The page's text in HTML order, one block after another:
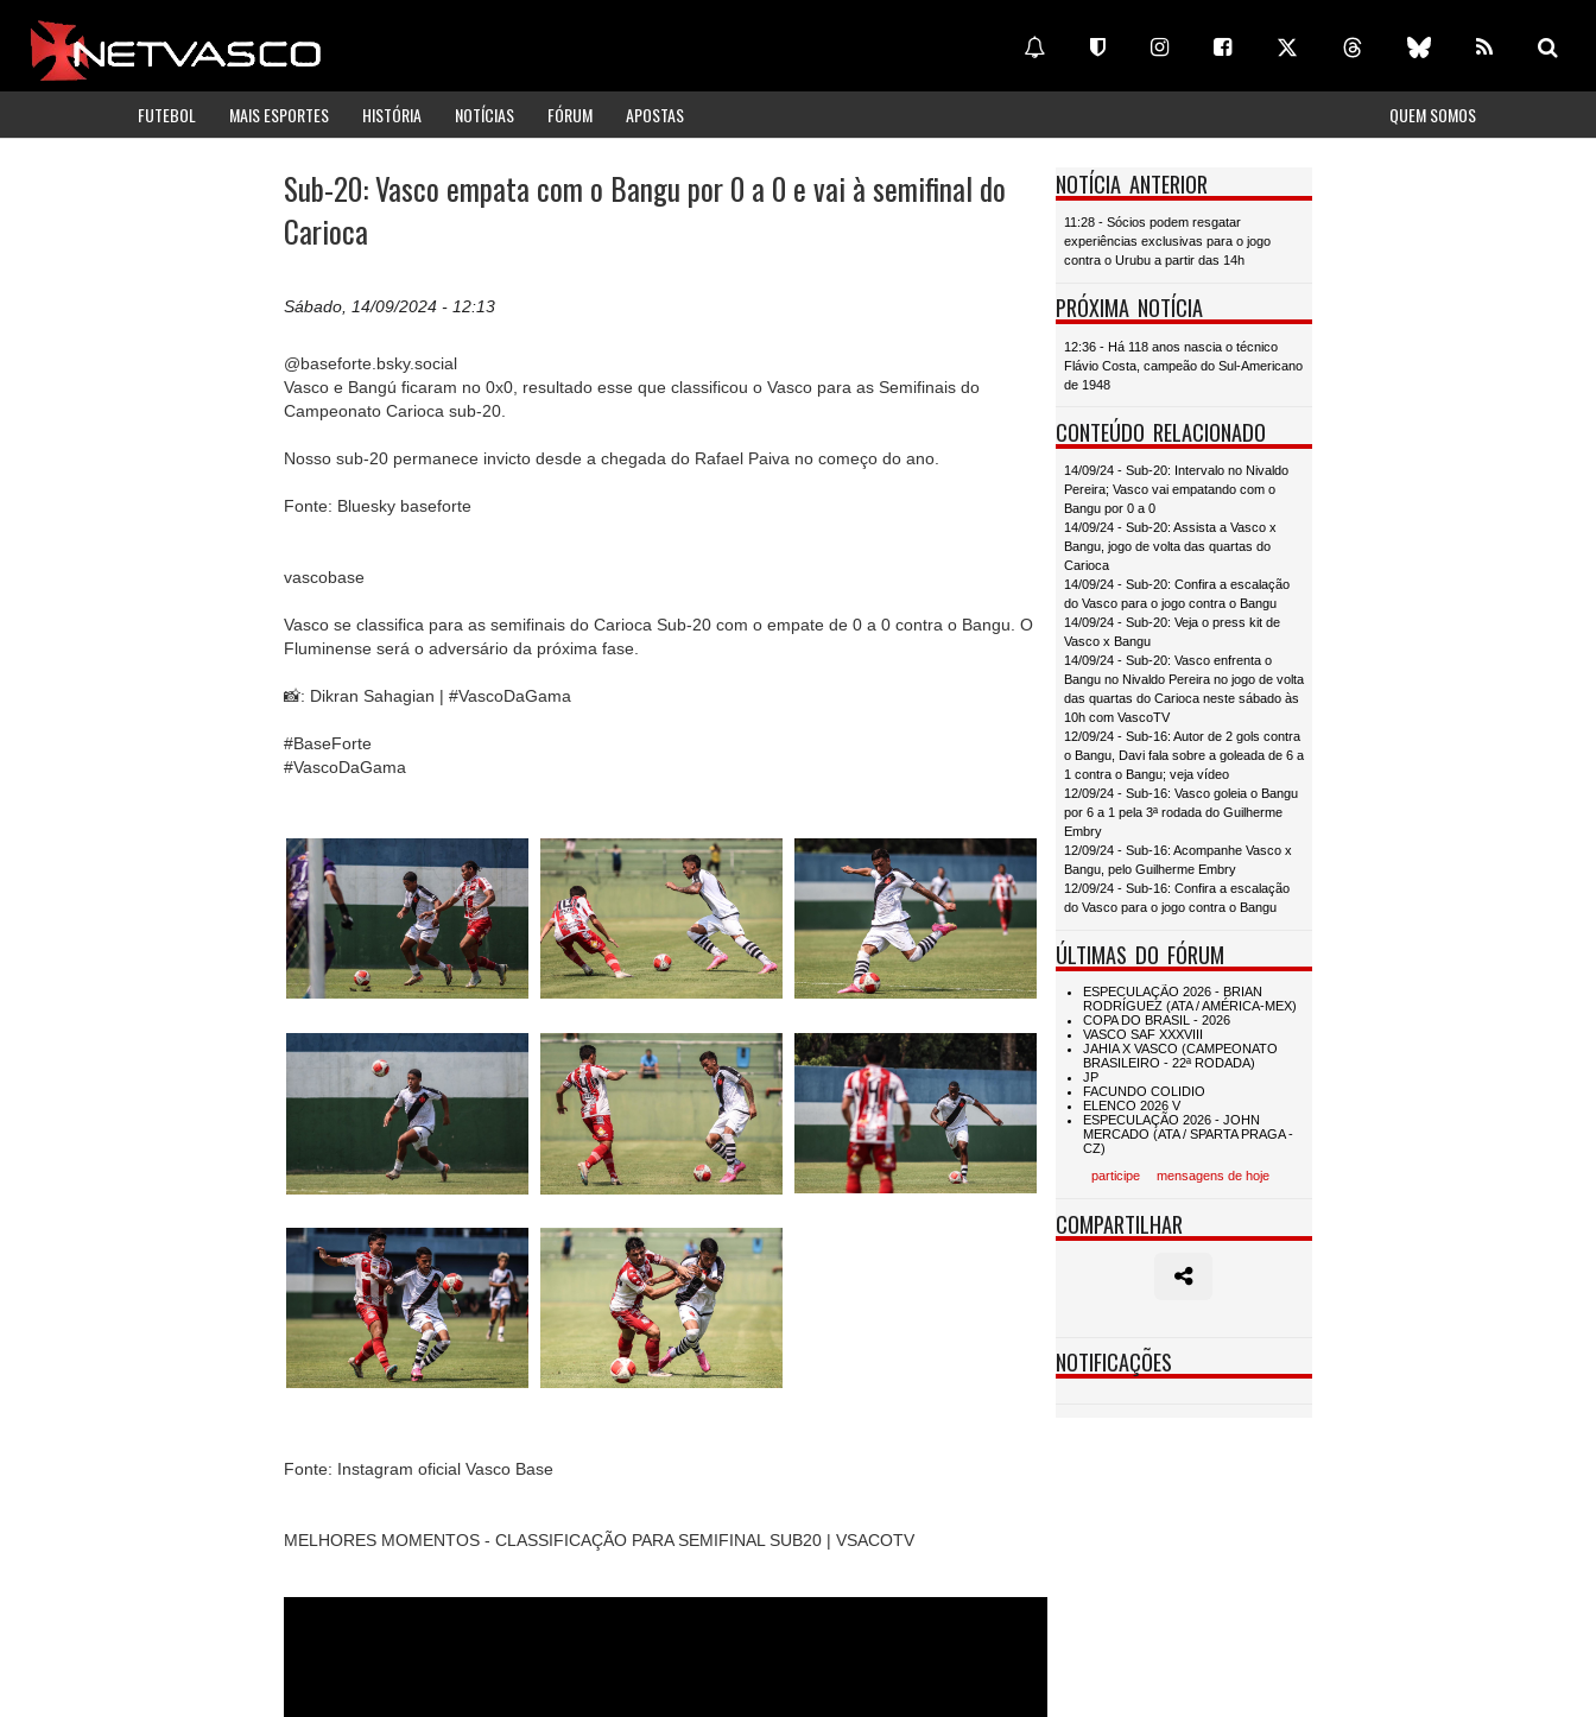
FUTEBOL MAIS ESPORTES HISTÓRIA NOTÍCIAS FÓRUM APOSTAS QUEM SOMOS
Sub-20: Vasco empata com o Bangu por 0 a 0 e vai à semifinal do
Carioca
Sábado, 14/09/2024 - 12:13
@baseforte.bsky.social
Vasco e Bangú ficaram no 0x0, resultado esse que classificou o Vasco para as Semifinais do
Campeonato Carioca sub-20.
Nosso sub-20 permanece invicto desde a chegada do Rafael Paiva no começo do ano.
Fonte: Bluesky baseforte
vascobase
Vasco se classifica para as semifinais do Carioca Sub-20 com o empate de 0 a 0 contra o Bangu. O
Fluminense será o adversário da próxima fase.
📸: Dikran Sahagian | #VascoDaGama
#BaseForte
#VascoDaGama
Fonte: Instagram oficial Vasco Base
MELHORES MOMENTOS - CLASSIFICAÇÃO PARA SEMIFINAL SUB20 | VSACOTV
NOTÍCIA ANTERIOR
11:28 - Sócios podem resgatar
experiências exclusivas para o jogo
contra o Urubu a partir das 14h
PRÓXIMA NOTÍCIA
12:36 - Há 118 anos nascia o técnico
Flávio Costa, campeão do Sul-Americano
de 1948
CONTEÚDO RELACIONADO
14/09/24 - Sub-20: Intervalo no Nivaldo
Pereira; Vasco vai empatando com o
Bangu por 0 a 0
14/09/24 - Sub-20: Assista a Vasco x
Bangu, jogo de volta das quartas do
Carioca
14/09/24 - Sub-20: Confira a escalação
do Vasco para o jogo contra o Bangu
14/09/24 - Sub-20: Veja o press kit de
Vasco x Bangu
14/09/24 - Sub-20: Vasco enfrenta o
Bangu no Nivaldo Pereira no jogo de volta
das quartas do Carioca neste sábado às
10h com VascoTV
12/09/24 - Sub-16: Autor de 2 gols contra
o Bangu, Davi fala sobre a goleada de 6 a
1 contra o Bangu; veja vídeo
12/09/24 - Sub-16: Vasco goleia o Bangu
por 6 a 1 pela 3ª rodada do Guilherme
Embry
12/09/24 - Sub-16: Acompanhe Vasco x
Bangu, pelo Guilherme Embry
12/09/24 - Sub-16: Confira a escalação
do Vasco para o jogo contra o Bangu
ÚLTIMAS DO FÓRUM
participe mensagens de hoje
COMPARTILHAR
NOTIFICAÇÕES